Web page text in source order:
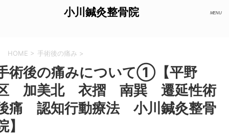
小川鍼灸整骨院
HOME > 手術後の痛み >
術後の痛みについて①【平野
加美北 衣摺 南巽 遷延性術
痛 認知行動療法 小川鍼灸整骨
】